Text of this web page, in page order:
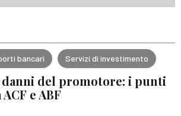
bancari Servizi di investimento
danni del promotore: i punti
e ABF